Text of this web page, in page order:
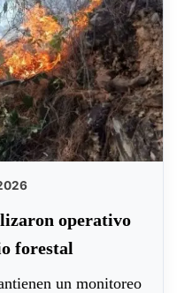
operativo
forestal
un monitoreo